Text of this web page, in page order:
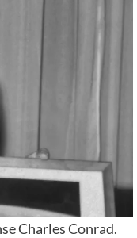
Charles Conrad.